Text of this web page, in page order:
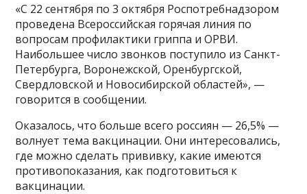
«С 22 сентября по 3 октября Роспотребнадзором
проведена Всероссийская горячая линия по
вопросам профилактики гриппа и ОРВИ.
Наибольшее число звонков поступило из Санкт-
Петербурга, Воронежской, Оренбургской,
Свердловской и Новосибирской областей», —
говорится в сообщении.
Оказалось, что больше всего россиян — 26,5% —
волнует тема вакцинации. Они интересовались,
где можно сделать прививку, какие имеются
противопоказания, как подготовиться к
вакцинации.